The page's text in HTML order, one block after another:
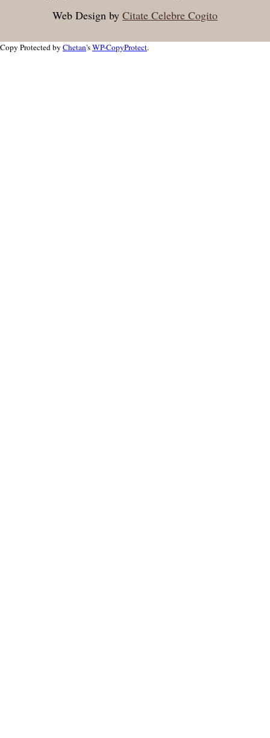
Web Design by Citate Celebre Cogito
Copy Protected by Chetan'sWP-CopyProtect.